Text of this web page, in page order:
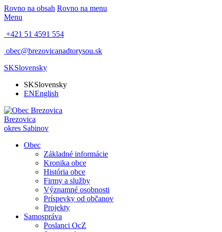
Rovno na obsah Rovno na menu
Menu
+421 51 4591 554
obec@brezovicanadtorysou.sk
SKSlovensky
SKSlovensky
ENEnglish
Brezovica
okres Sabinov
Obec
Základné informácie
Kronika obce
História obce
Firmy a služby
Významné osobnosti
Príspevky od občanov
Projekty
Samospráva
Poslanci OcZ